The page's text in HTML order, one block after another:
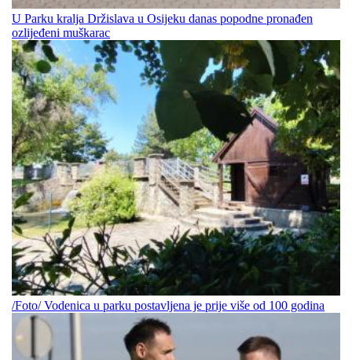
U Parku kralja Držislava u Osijeku danas popodne pronađen
ozlijeđeni muškarac
/Foto/ Vodenica u parku postavljena je prije više od 100 godina